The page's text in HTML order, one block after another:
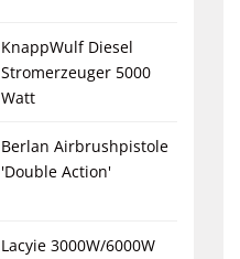
KnappWulf Diesel
Stromerzeuger 5000
Watt
Berlan Airbrushpistole
'Double Action'
Lacyie 3000W/6000W